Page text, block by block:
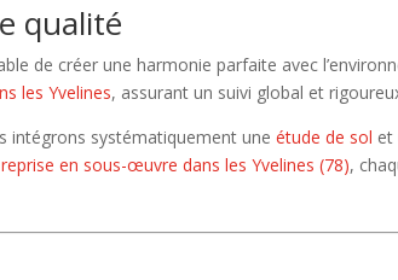
qualité
de créer une harmonie parfaite avec
les Yvelines, assurant un suivi global et
intégrons systématiquement uneétude de sol
reprise en sous-œuvre dans les Yvelines (78),